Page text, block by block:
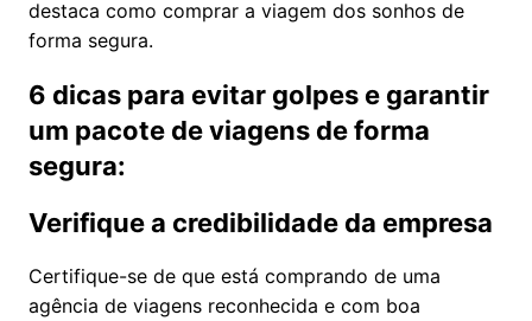
destaca como comprar a viagem dos sonhos de
forma segura.
6 dicas para evitar golpes e garantir
um pacote de viagens de forma
segura:
Verifique a credibilidade da empresa
Certifique-se de que está comprando de uma
agência de viagens reconhecida e com boa